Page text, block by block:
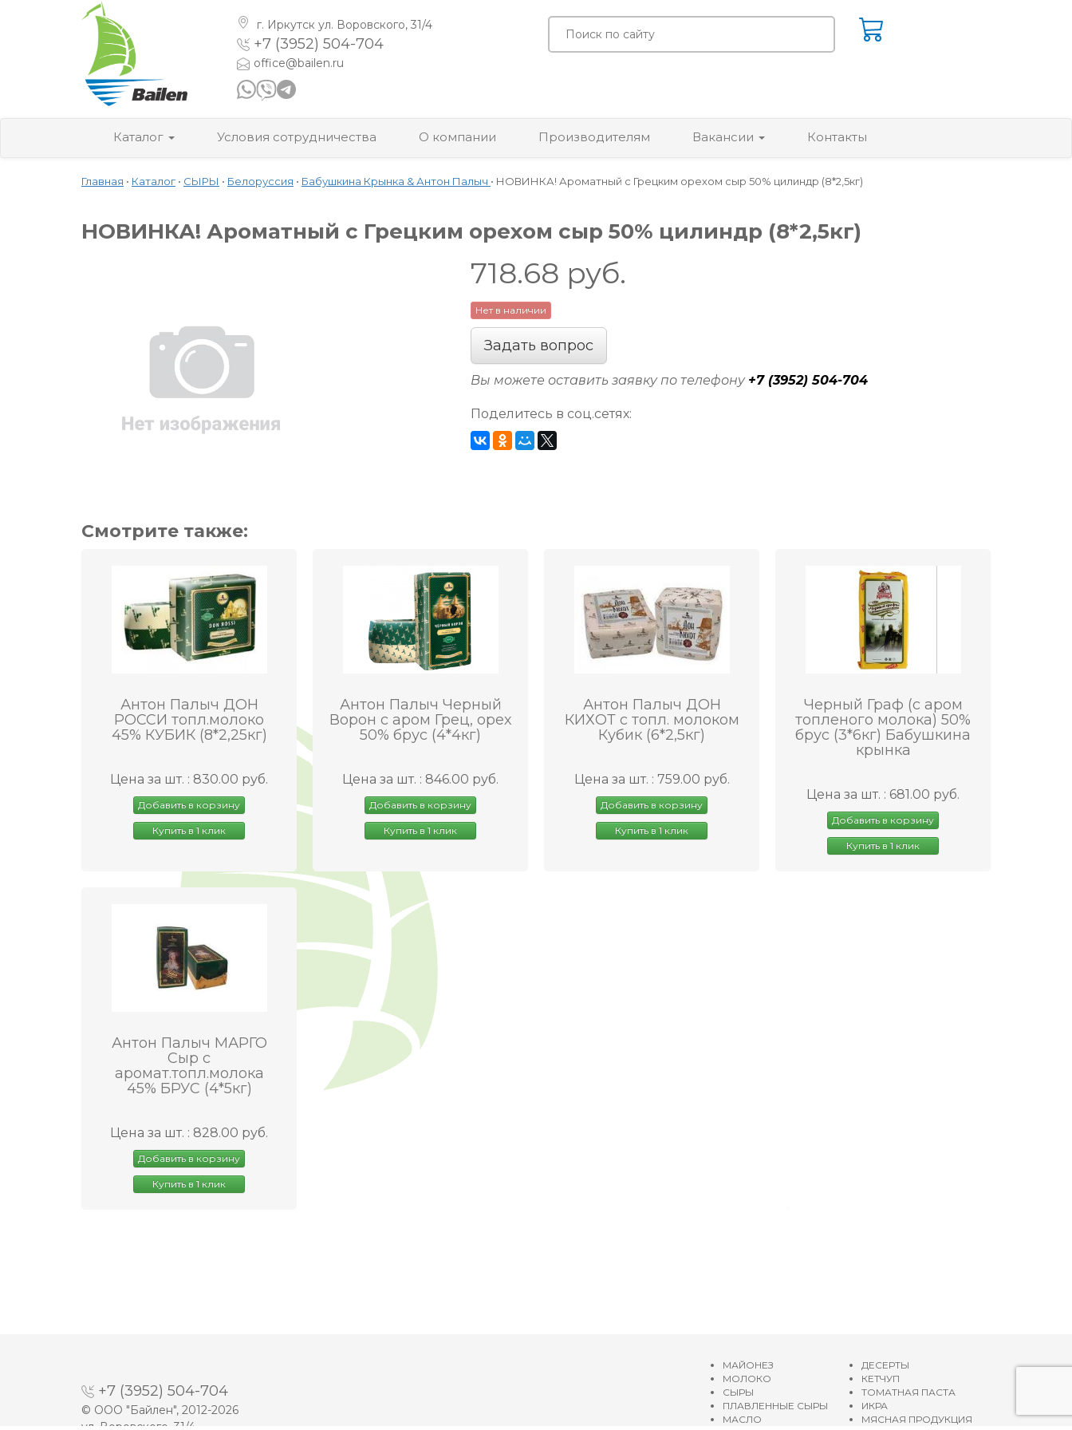
г. Иркутск ул. Воровского, 31/4
+7 (3952) 504-704
office@bailen.ru
Каталог Условия сотрудничества О компании Производителям Вакансии Контакты
Главная • Каталог • СЫРЫ • Белоруссия • Бабушкина Крынка & Антон Палыч • НОВИНКА! Ароматный с Грецким орехом сыр 50% цилиндр (8*2,5кг)
НОВИНКА! Ароматный с Грецким орехом сыр 50% цилиндр (8*2,5кг)
718.68 руб.
Нет в наличии
Задать вопрос
Вы можете оставить заявку по телефону +7 (3952) 504-704
Поделитесь в соц.сетях:
Смотрите также:
Антон Палыч ДОН
РОССИ топл.молоко
45% КУБИК (8*2,25кг)
Цена за шт. : 830.00 руб.
Добавить в корзину
Купить в 1 клик
Антон Палыч Черный
Ворон с аром Грец, орех
50% брус (4*4кг)
Цена за шт. : 846.00 руб.
Добавить в корзину
Купить в 1 клик
Антон Палыч ДОН
КИХОТ с топл. молоком
Кубик (6*2,5кг)
Цена за шт. : 759.00 руб.
Добавить в корзину
Купить в 1 клик
Черный Граф (с аром
топленого молока) 50%
брус (3*6кг) Бабушкина
крынка
Цена за шт. : 681.00 руб.
Добавить в корзину
Купить в 1 клик
Антон Палыч МАРГО
Сыр с
аромат.топл.молока
45% БРУС (4*5кг)
Цена за шт. : 828.00 руб.
Добавить в корзину
Купить в 1 клик
+7 (3952) 504-704
© ООО "Байлен", 2012-2026
ул. Воровского, 31/4
МАЙОНЕЗ
МОЛОКО
СЫРЫ
ПЛАВЛЕННЫЕ СЫРЫ
МАСЛО
ДЕСЕРТЫ
КЕТЧУП
ТОМАТНАЯ ПАСТА
ИКРА
МЯСНАЯ ПРОДУКЦИЯ